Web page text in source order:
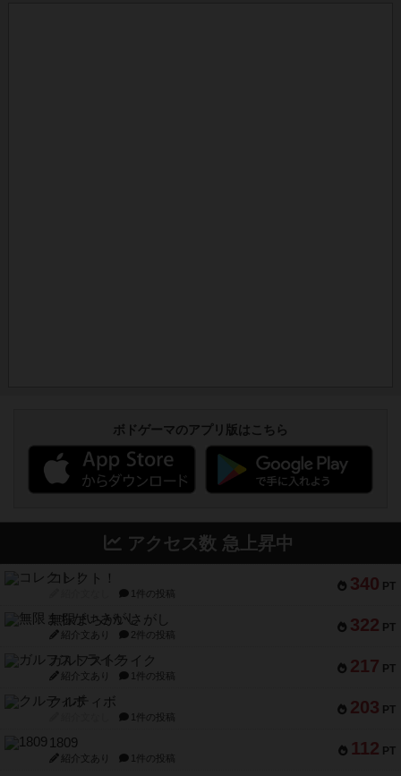
ボドゲーマのアプリ版はこちら
アクセス数 急上昇中
340 PT
コレクト！
1件の投稿
322 PT
無限まちがいさがし
紹介文あり 2件の投稿
217 PT
ガルフストライク
紹介文あり 1件の投稿
203 PT
クルティボ
1件の投稿
112 PT
1809
紹介文あり 1件の投稿